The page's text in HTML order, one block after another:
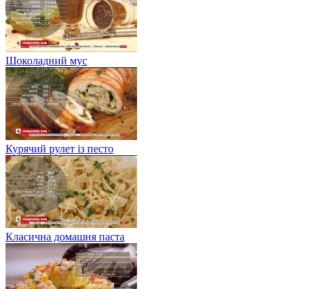
Шоколадний мус
Курячий рулет із песто
Класична домашня паста